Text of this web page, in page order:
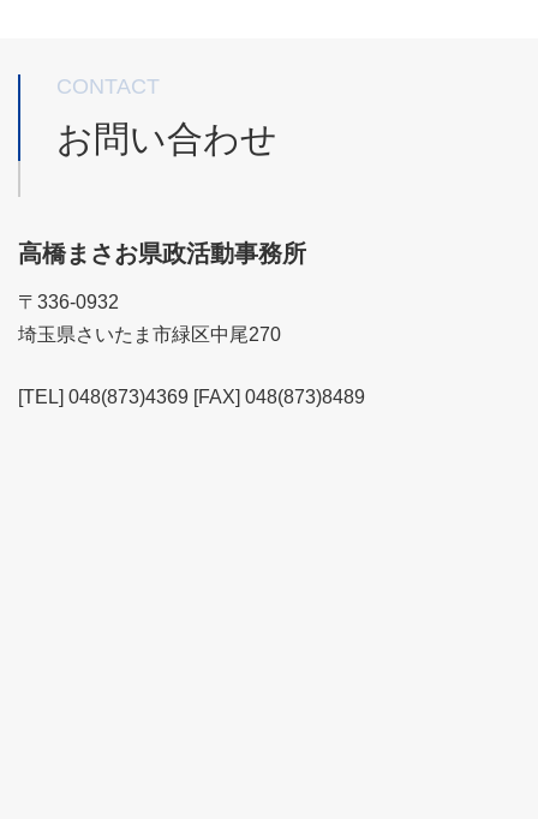
CONTACT
お問い合わせ
高橋まさお県政活動事務所
〒336-0932
埼玉県さいたま市緑区中尾270
[TEL] 048(873)4369 [FAX] 048(873)8489